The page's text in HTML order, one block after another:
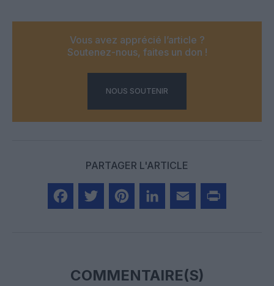
Vous avez apprécié l’article ?
Soutenez-nous, faites un don !
NOUS SOUTENIR
PARTAGER L'ARTICLE
COMMENTAIRE(S)